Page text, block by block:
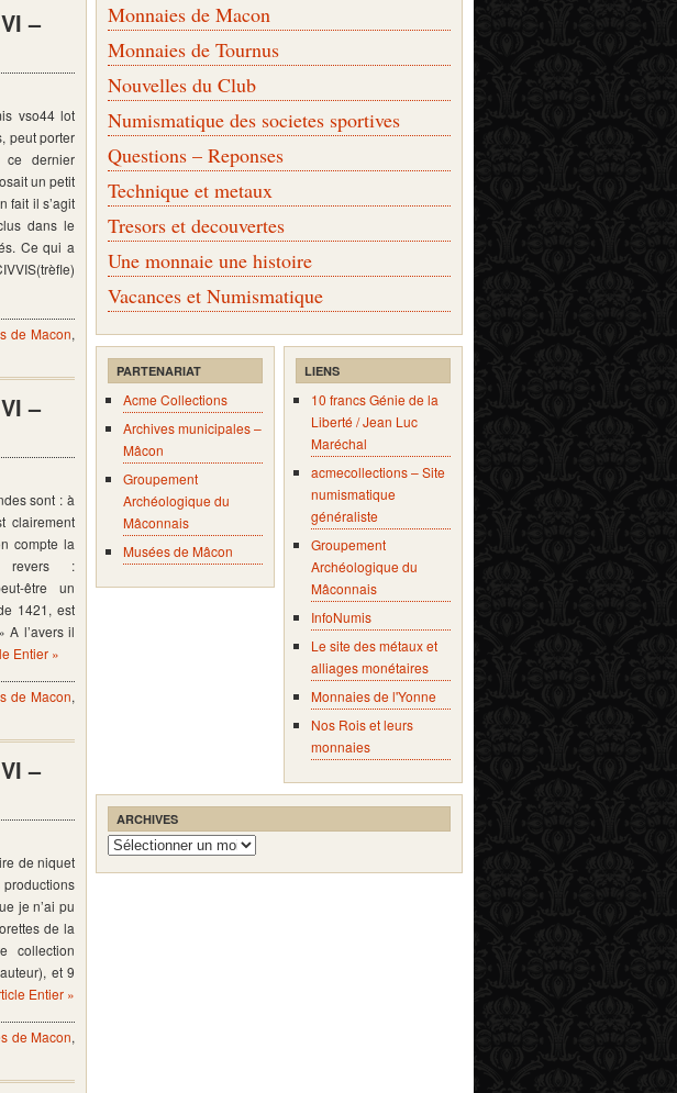
–
vso44 lot
peut porter
dernier
un petit
fait il s’agit
dans le
Ce qui a
de Macon,
–
sont : à
clairement
compte la
:
être un
1421, est
A l’avers il
Entier »
de Macon,
–
de niquet
je n’ai pu
de la
collection
et 9
Entier »
de Macon,
Monnaies de Macon
Monnaies de Tournus
Nouvelles du Club
Numismatique des societes sportives
Questions – Reponses
Technique et metaux
Tresors et decouvertes
Une monnaie une histoire
Vacances et Numismatique
PARTENARIAT
Acme Collections
Archives municipales –
Mâcon
Groupement
Archéologique du
Mâconnais
Musées de Mâcon
LIENS
10 francs Génie de la
Liberté / Jean Luc
Maréchal
acmecollections – Site
numismatique
généraliste
Groupement
Archéologique du
Mâconnais
InfoNumis
Le site des métaux et
alliages monétaires
Monnaies de l'Yonne
Nos Rois et leurs
monnaies
ARCHIVES
Archives